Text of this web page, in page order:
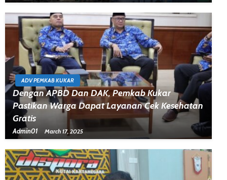
ADV PEMKAB KUKAR
Dengan APBD Dan DAK, Pemkab Kukar
Pastikan Warga Dapat Layanan Cek Kesehatan
Gratis
Admin01 March 17, 2025